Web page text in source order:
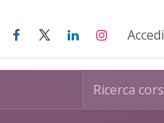
Accedi